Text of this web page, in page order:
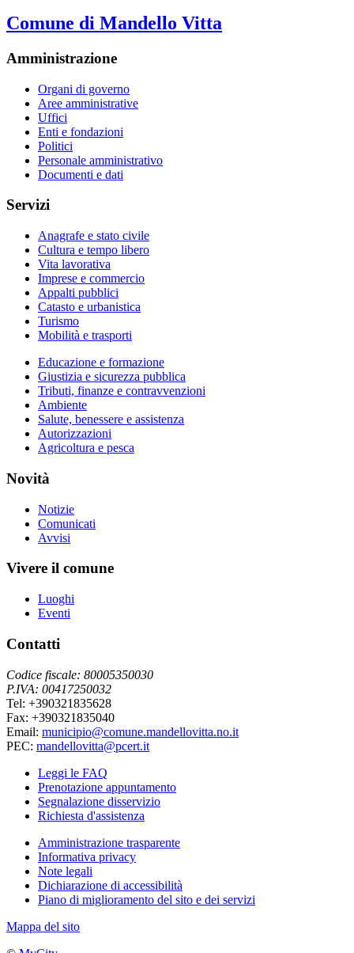
Comune di Mandello Vitta
Amministrazione
Organi di governo
Aree amministrative
Uffici
Enti e fondazioni
Politici
Personale amministrativo
Documenti e dati
Servizi
Anagrafe e stato civile
Cultura e tempo libero
Vita lavorativa
Imprese e commercio
Appalti pubblici
Catasto e urbanistica
Turismo
Mobilità e trasporti
Educazione e formazione
Giustizia e sicurezza pubblica
Tributi, finanze e contravvenzioni
Ambiente
Salute, benessere e assistenza
Autorizzazioni
Agricoltura e pesca
Novità
Notizie
Comunicati
Avvisi
Vivere il comune
Luoghi
Eventi
Contatti
Codice fiscale: 80005350030
P.IVA: 00417250032
Tel: +390321835628
Fax: +390321835040
Email: municipio@comune.mandellovitta.no.it
PEC: mandellovitta@pcert.it
Leggi le FAQ
Prenotazione appuntamento
Segnalazione disservizio
Richiesta d'assistenza
Amministrazione trasparente
Informativa privacy
Note legali
Dichiarazione di accessibilità
Piano di miglioramento del sito e dei servizi
Mappa del sito